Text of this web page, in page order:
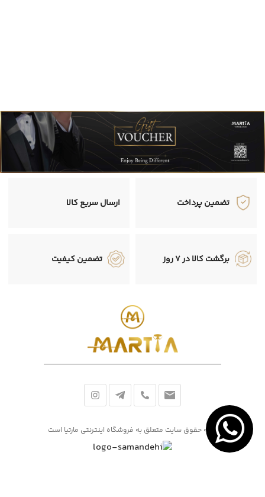
تضمین پرداخت ارسال سریع کالا
برگشت کالا در 7 روز تضمین کیفیت
کلیه حقوق سایت متعلق به فروشگاه اینترنتی مارتیا است